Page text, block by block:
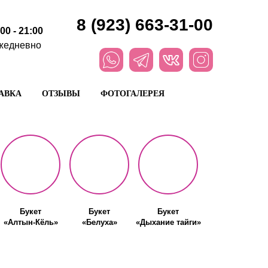
- 21:00
8 (923) 663-31-00
ОТЗЫВЫ
ФОТОГАЛЕРЕЯ
Букет
«Алтын-Кёль»
Букет
«Белуха»
Букет
«Дыхание тайги»